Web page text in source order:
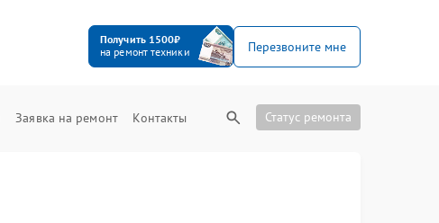
Получить 1500₽
на ремонт техники
Перезвоните мне
Заявка на ремонт Контакты Статус ремонта